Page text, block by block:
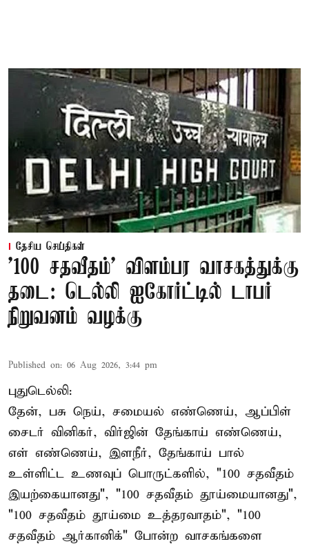
தேசிய செய்திகள்
'100 சதவீதம்' விளம்பர வாசகத்துக்கு
தடை: டெல்லி ஐகோர்ட்டில் டாபர்
நிறுவனம் வழக்கு
Published on: 06 Aug 2026, 3:44 pm
புதுடெல்லி:
தேன், பசு நெய், சமையல் எண்ணெய், ஆப்பிள்
சைடர் வினிகர், விர்ஜின் தேங்காய் எண்ணெய்,
எள் எண்ணெய், இளநீர், தேங்காய் பால்
உள்ளிட்ட உணவுப் பொருட்களில், "100 சதவீதம்
இயற்கையானது", "100 சதவீதம் தூய்மையானது",
"100 சதவீதம் தூய்மை உத்தரவாதம்", "100
சதவீதம் ஆர்கானிக்" போன்ற வாசகங்களை